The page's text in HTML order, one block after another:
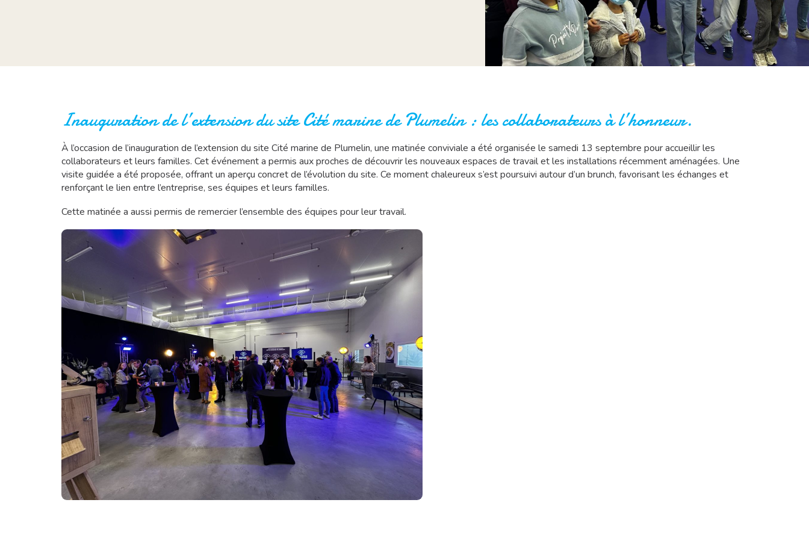
Inauguration de l’extension du site Cité marine de Plumelin : les collaborateurs à l’honneur.
À l’occasion de l’inauguration de l’extension du site Cité marine de Plumelin, une matinée conviviale a été organisée le samedi 13 septembre pour accueillir les
collaborateurs et leurs familles. Cet événement a permis aux proches de découvrir les nouveaux espaces de travail et les installations récemment aménagées. Une
visite guidée a été proposée, offrant un aperçu concret de l’évolution du site. Ce moment chaleureux s’est poursuivi autour d’un brunch, favorisant les échanges et
renforçant le lien entre l’entreprise, ses équipes et leurs familles.
Cette matinée a aussi permis de remercier l’ensemble des équipes pour leur travail.